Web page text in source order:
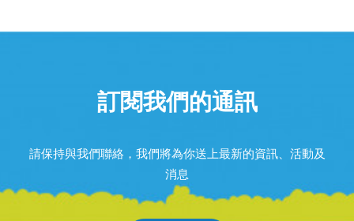
訂閱我們的通訊
請保持與我們聯絡，我們將為你送上最新的資訊、活動及
消息